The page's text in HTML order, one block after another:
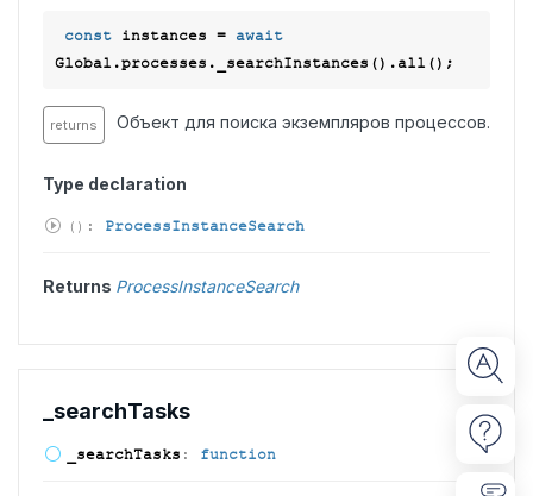
const instances = await
returns Объект для поиска экземпляров процессов.
Type declaration
( ) : ProcessInstanceSearch
Returns ProcessInstanceSearch
_searchTasks
_searchTasks : function